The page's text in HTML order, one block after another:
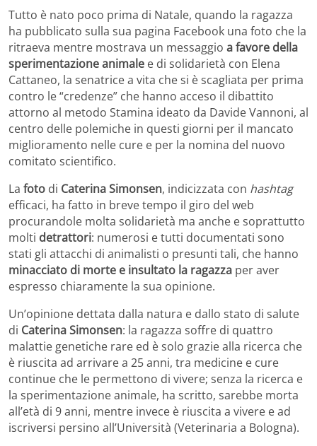
Tutto è nato poco prima di Natale, quando la ragazza
ha pubblicato sulla sua pagina Facebook una foto che la
ritraeva mentre mostrava un messaggio a favore della
sperimentazione animale e di solidarietà con Elena
Cattaneo, la senatrice a vita che si è scagliata per prima
contro le “credenze” che hanno acceso il dibattito
attorno al metodo Stamina ideato da Davide Vannoni, al
centro delle polemiche in questi giorni per il mancato
miglioramento nelle cure e per la nomina del nuovo
comitato scientifico.
La foto di Caterina Simonsen, indicizzata con hashtag
efficaci, ha fatto in breve tempo il giro del web
procurandole molta solidarietà ma anche e soprattutto
molti detrattori: numerosi e tutti documentati sono
stati gli attacchi di animalisti o presunti tali, che hanno
minacciato di morte e insultato la ragazza per aver
espresso chiaramente la sua opinione.
Un’opinione dettata dalla natura e dallo stato di salute
di Caterina Simonsen: la ragazza soffre di quattro
malattie genetiche rare ed è solo grazie alla ricerca che
è riuscita ad arrivare a 25 anni, tra medicine e cure
continue che le permettono di vivere; senza la ricerca e
la sperimentazione animale, ha scritto, sarebbe morta
all’età di 9 anni, mentre invece è riuscita a vivere e ad
iscriversi persino all’Università (Veterinaria a Bologna).